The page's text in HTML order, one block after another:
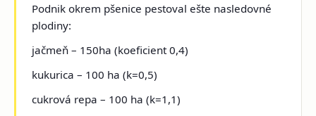
Podnik okrem pšenice pestoval ešte nasledovné
plodiny:
jačmeň – 150ha (koeficient 0,4)
kukurica – 100 ha (k=0,5)
cukrová repa – 100 ha (k=1,1)